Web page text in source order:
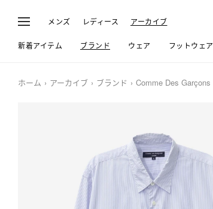
メンズ レディース アーカイブ
新着アイテム ブランド ウェア フットウェア
ホーム アーカイブ ブランド Comme Des Garçons